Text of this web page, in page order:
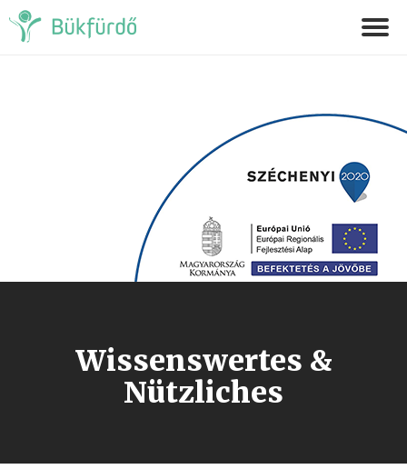
Wissenswertes &
Nützliches